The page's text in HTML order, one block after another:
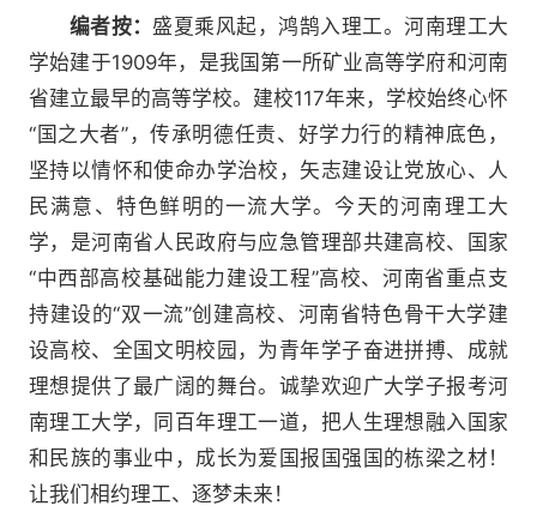
编者按： 盛夏乘风起，鸿鹄入理工。河南理工大
学始建于1909年，是我国第一所矿业高等学府和河南
省建立最早的高等学校。建校117年来，学校始终心怀
“国之大者”，传承明德任责、好学力行的精神底色，
坚持以情怀和使命办学治校，矢志建设让党放心、人
民满意、特色鲜明的一流大学。今天的河南理工大
学，是河南省人民政府与应急管理部共建高校、国家
“中西部高校基础能力建设工程”高校、河南省重点支
持建设的“双一流”创建高校、河南省特色骨干大学建
设高校、全国文明校园，为青年学子奋进拼搏、成就
理想提供了最广阔的舞台。诚挚欢迎广大学子报考河
南理工大学，同百年理工一道，把人生理想融入国家
和民族的事业中，成长为爱国报国强国的栋梁之材！
让我们相约理工、逐梦未来！